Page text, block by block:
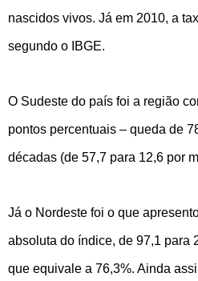
nascidos vivos. Já em 2010, a
segundo o IBGE.
O Sudeste do país foi a região
pontos percentuais – queda de
décadas (de 57,7 para 12,6 por
Já o Nordeste foi o que
absoluta do índice, de 97,1 para
que equivale a 76,3%. Ainda